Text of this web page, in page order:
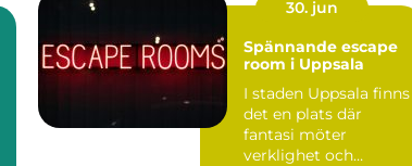
30. jun
Spännande escape
room i Uppsala
I staden Uppsala finns
det en plats där
fantasi möter
verklighet och